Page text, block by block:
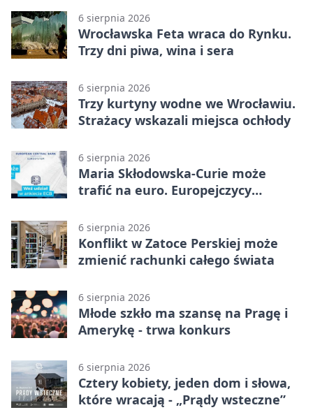
6 sierpnia 2026
Wrocławska Feta wraca do Rynku.
Trzy dni piwa, wina i sera
6 sierpnia 2026
Trzy kurtyny wodne we Wrocławiu.
Strażacy wskazali miejsca ochłody
6 sierpnia 2026
Maria Skłodowska-Curie może
trafić na euro. Europejczycy
6 sierpnia 2026
Konflikt w Zatoce Perskiej może
zmienić rachunki całego świata
6 sierpnia 2026
Młode szkło ma szansę na Pragę i
Amerykę - trwa konkurs
6 sierpnia 2026
Cztery kobiety, jeden dom i słowa,
które wracają - „Prądy wsteczne”